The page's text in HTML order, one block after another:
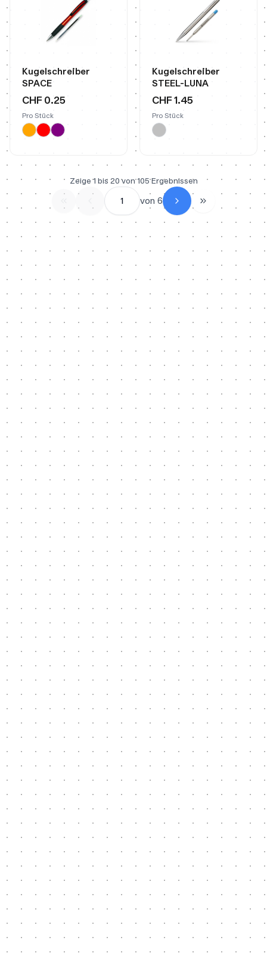
Kugelschreiber
SPACE
CHF 0.25
Pro Stück
Kugelschreiber
STEEL-LUNA
CHF 1.45
Pro Stück
Zeige1 bis 20von105Ergebnissen
1 von 6